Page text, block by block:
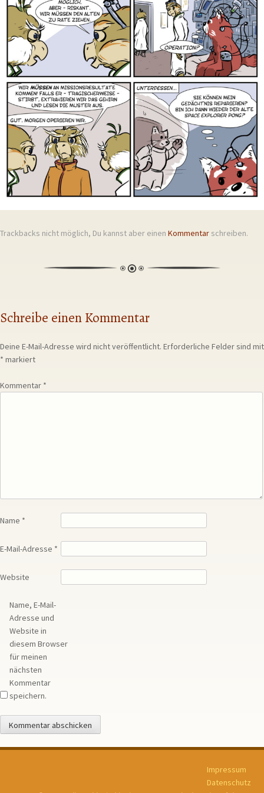
Trackbacks nicht möglich, Du kannst aber einen Kommentar schreiben.
Schreibe einen Kommentar
Deine E-Mail-Adresse wird nicht veröffentlicht. Erforderliche Felder sind mit
* markiert
Kommentar *
Name *
E-Mail-Adresse *
Website
Name, E-Mail-
Adresse und
Website in
diesem Browser
für meinen
nächsten
Kommentar
speichern.
Impressum
Datenschutz